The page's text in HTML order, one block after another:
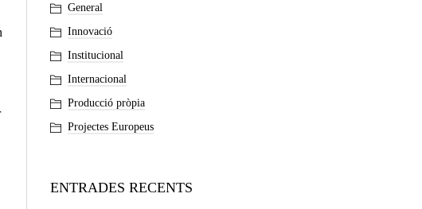
General
Innovació
Institucional
Internacional
Producció pròpia
Projectes Europeus
ENTRADES RECENTS